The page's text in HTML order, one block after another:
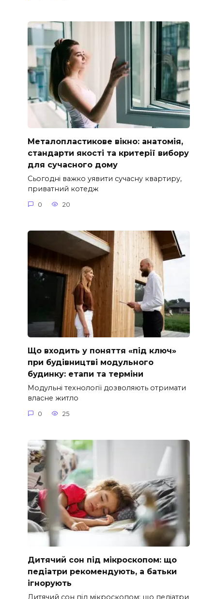
Металопластикове вікно: анатомія,
стандарти якості та критерії вибору
для сучасного дому
Сьогодні важко уявити сучасну квартиру,
приватний котедж
0 20
Що входить у поняття «під ключ»
при будівництві модульного
будинку: етапи та терміни
Модульні технології дозволяють отримати
власне житло
0 25
Дитячий сон під мікроскопом: що
педіатри рекомендують, а батьки
ігнорують
Дитячий сон під мікроскопом: що педіатри